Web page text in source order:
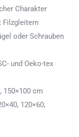
Charakter
Filzgleitern
oder Schrauben
und Oeko-tex
150×100 cm
120×60,